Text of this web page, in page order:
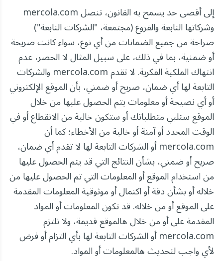
إلى أقصى حد يسمح به القانون، تنصل mercola.com
وشركاتها التابعة والفروع (مجتمعة، "الشركات التابعة")
صراحة من جميع الضمانات من أي نوع، سواء كانت صريحة
أو ضمنية، بما في ذلك، على سبيل المثال لا الحصر، عدم
انتهاك الملكية الفكرية. لا تقدم mercola.com والشركات
التابعة لها أي ضمان، صريح أو ضمني، بأن الموقع الإلكتروني
أو أي نصيحة أو معلومات يتم الحصول عليها من خلال
الموقع ستلبي متطلباتك أو ستكون خالية من الانقطاع أو في
الوقت المحدد أو آمنة أو خالية من الأخطاء؛ كما أن
mercola.com أو الشركات التابعة لها لا تقدم أي ضمان،
صريح أو ضمني، بشأن النتائج التي قد يتم الحصول عليها
من استخدام الموقع أو المعلومات التي تم الحصول عليها من
خلاله أو بشأن دقة أو اكتمال أو موثوقية المعلومات المقدمة
على الموقع أو من خلاله. قد تكون المعلومات أو المواد
المقدمة على أو من خلال هالموقع قديمة، ولا تلتزم
mercola.com أو الشركات التابعة لها بأي التزام أو فرض
لأي واجب لتحديث هالمعلومات أو المواد.